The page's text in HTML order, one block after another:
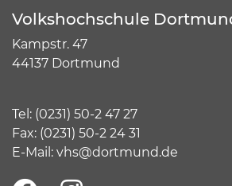
Volkshochschule
Kampstr. 47
44137 Dortmund
Tel: (0231) 50-2 47 27
Fax: (0231) 50-2 24 31
E-Mail: vhs@dortmund.de